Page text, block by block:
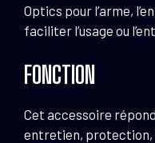
Optics pour l’arme,
faciliter l’usage ou
FONCTION
Cet accessoire
entretien, protection,